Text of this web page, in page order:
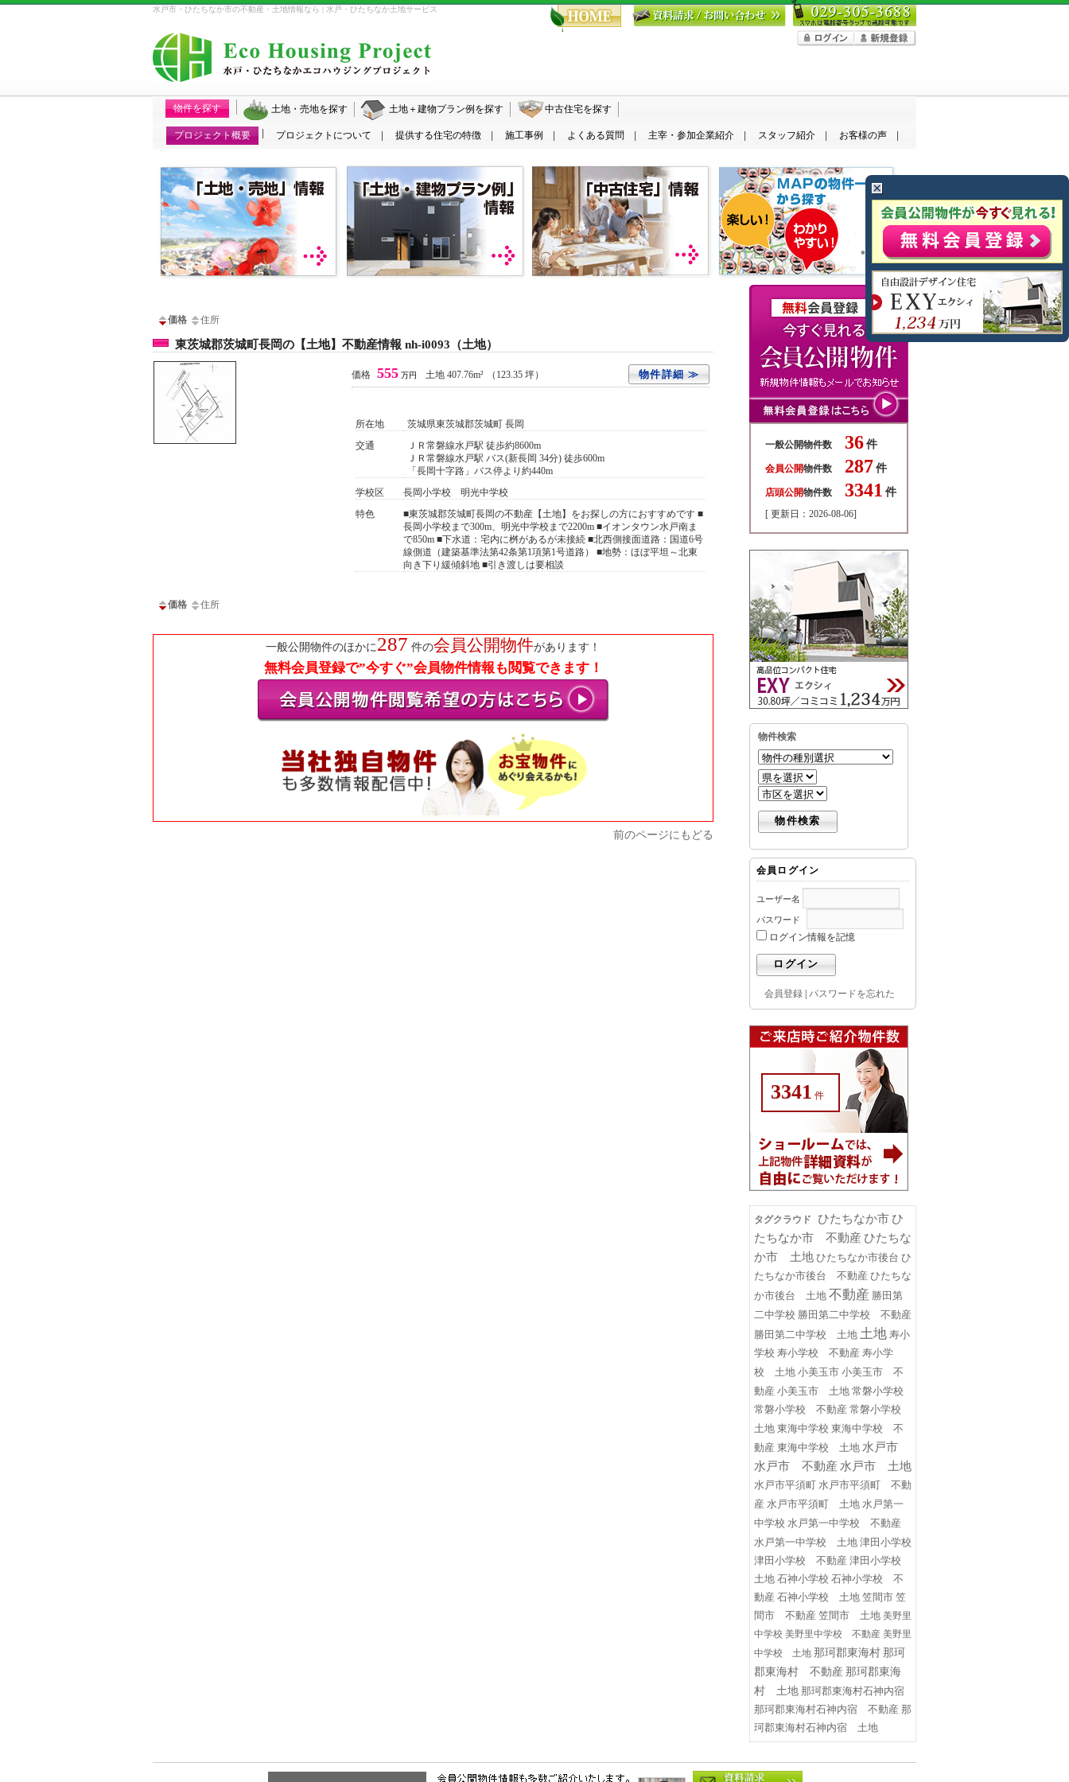
水戸市・ひたちなか市の不動産・土地情報なら | 水戸・ひたちなか土地サービス
物件を探す 土地・売地を探す 土地＋建物プラン例を探す 中古住宅を探す
プロジェクト概要 プロジェクトについて 提供する住宅の特徴 施工事例 よくある質問 主宰・参加企業紹介 スタッフ紹介 お客様の声
価格 住所
東茨城郡茨城町長岡の【土地】不動産情報 nh-i0093（土地）
価格 555 万円 土地 407.76m² （123.35 坪） 物件詳細 ≫
所在地
茨城県東茨城郡茨城町 長岡
交通
ＪＲ常磐線水戸駅 徒歩約8600m
ＪＲ常磐線水戸駅 バス(新長岡 34分) 徒歩600m
「長岡十字路」バス停より約440m
学校区
長岡小学校 明光中学校
特色
■東茨城郡茨城町長岡の不動産【土地】をお探しの方におすすめです ■
長岡小学校まで300m、明光中学校まで2200m ■イオンタウン水戸南ま
で850m ■下水道：宅内に桝があるが未接続 ■北西側接面道路：国道6号
線側道（建築基準法第42条第1項第1号道路） ■地勢：ほぼ平坦～北東
向き下り緩傾斜地 ■引き渡しは要相談
価格 住所
一般公開物件のほかに287 件の会員公開物件があります！
無料会員登録で”今すぐ”会員物件情報も閲覧できます！
前のページにもどる
一般公開物件数 36 件
会員公開物件数 287 件
店頭公開物件数 3341 件
[ 更新日：2026-08-06]
物件検索
会員ログイン
ユーザー名
パスワード
ログイン情報を記憶
会員登録 パスワードを忘れた
3341 件
タグクラウド ひたちなか市ひ
たちなか市 不動産 ひたちな
か市 土地 ひたちなか市後台 ひ
たちなか市後台 不動産 ひたちな
か市後台 土地 不動産 勝田第
二中学校 勝田第二中学校 不動産
勝田第二中学校 土地 土地 寿小
学校 寿小学校 不動産 寿小学
校 土地 小美玉市 小美玉市 不
動産 小美玉市 土地 常磐小学校
常磐小学校 不動産 常磐小学校
土地 東海中学校 東海中学校 不
動産 東海中学校 土地 水戸市
水戸市 不動産 水戸市 土地
水戸市平須町
水戸市平須町 不動
産 水戸市平須町 土地 水戸第一
中学校 水戸第一中学校 不動産
水戸第一中学校 土地 津田小学校
津田小学校 不動産 津田小学校
土地 石神小学校 石神小学校 不
動産 石神小学校 土地 笠間市 笠
間市 不動産 笠間市 土地 美野里
中学校 美野里中学校 不動産 美野里
中学校 土地 那珂郡東海村那珂
郡東海村 不動産那珂郡東海
村 土地 那珂郡東海村石神内宿
那珂郡東海村石神内宿 不動産 那
珂郡東海村石神内宿 土地